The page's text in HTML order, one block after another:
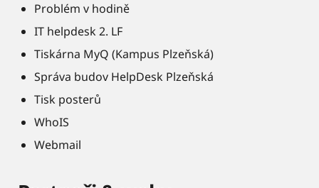
Problém v hodině
IT helpdesk 2. LF
Tiskárna MyQ (Kampus Plzeňská)
Správa budov HelpDesk Plzeňská
Tisk posterů
WhoIS
Webmail